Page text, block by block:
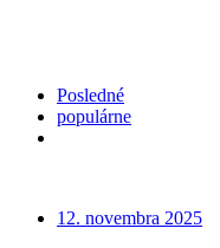
Posledné
populárne
12. novembra 2025